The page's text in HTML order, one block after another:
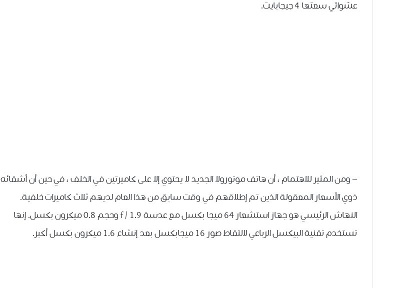
عشوائي سعتها 4 جيجابايت.
– ومن المثير للاهتمام ، أن هاتف موتورولا الجديد لا يحتوي إلا على كاميرتين في الخلف ، في حين أن أشقائه
ذوي الأسعار المعقولة الذين تم إطلاقهم في وقت سابق من هذا العام لديهم ثلاث كاميرات خلفية.
النهاش الرئيسي هو جهاز استشعار 64 ميجا بكسل مع عدسة f / 1.9 وحجم 0.8 ميكرون بكسل. إنها
تستخدم تقنية البيكسل الرباعي لالتقاط صور 16 ميجابكسل بعد إنشاء 1.6 ميكرون بكسل أكبر.